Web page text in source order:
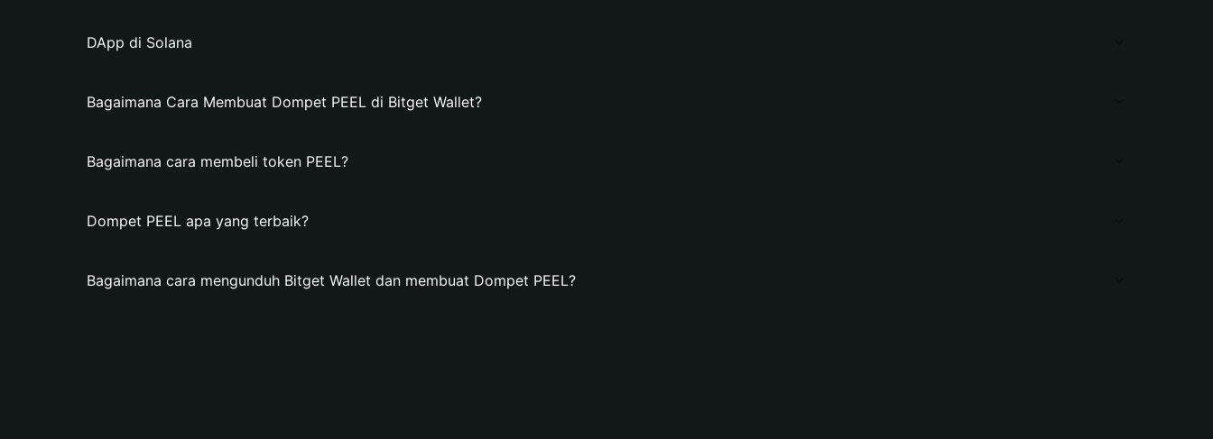
DApp di Solana
Bagaimana Cara Membuat Dompet PEEL di Bitget Wallet?
Bagaimana cara membeli token PEEL?
Dompet PEEL apa yang terbaik?
Bagaimana cara mengunduh Bitget Wallet dan membuat Dompet PEEL?